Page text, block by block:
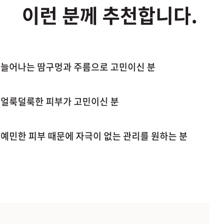
이런 분께 추천합니다.
늘어나는 땀구멍과 주름으로 고민이신 분
얼룩덜룩한 피부가 고민이신 분
예민한 피부 때문에 자극이 없는 관리를 원하는 분